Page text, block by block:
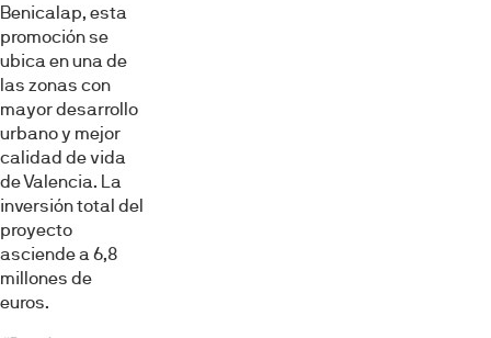
Benicalap, esta
promoción se
ubica en una de
las zonas con
mayor desarrollo
urbano y mejor
calidad de vida
de Valencia. La
inversión total del
proyecto
asciende a 6,8
millones de
euros.